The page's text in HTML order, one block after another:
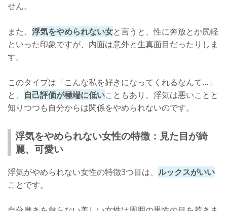
せん。
また、 浮気をやめられない女と言うと、性に奔放とか尻軽
といった印象ですが、内面は意外と生真面目だったりしま
す。
このタイプは「こんな私を好きになってくれるなんて…」
と、 自己評価が極端に低いこともあり、浮気は悪いことと
知りつつも自分からは関係をやめられないのです。
浮気をやめられない女性の特徴：見た目が綺
麗、可愛い
浮気がやめられない女性の特徴3つ目は、 ルックスがいい
ことです。